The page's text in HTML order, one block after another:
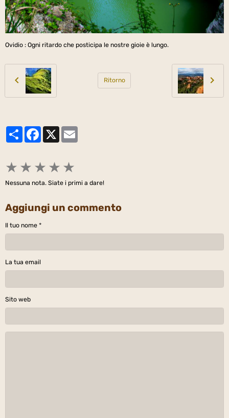
Ovidio : Ogni ritardo che posticipa le nostre gioie è lungo.
Ritorno
PartagerFacebook
X
★ ★ ★ ★ ★
Nessuna nota. Siate i primi a dare!
Aggiungi un commento
Il tuo nome
La tua email
Sito web